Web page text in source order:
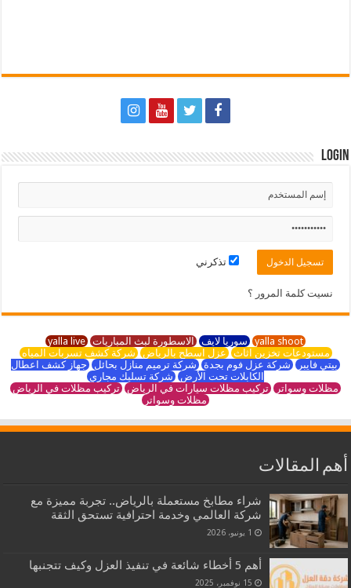
Login
تذكرني
نسيت كلمة المرور ؟
yalla shoot سوريا لايف الاسطورة لبث المباريات yalla live
مستودعات تخزين اثاث عزل اسطح بالرياض شركة كشف تسربات المياه
بيتي فايبر شركة عزل فوم بجدة شركة ترميم منازل بحائل جهاز كشف اعطال
الكابلات تحت الأرض شركة تسليك مجاري
مظلات وسواتر تركيب مظلات سيارات في الرياض تركيب مظلات في الرياض
مظلات وسواتر
أهم المقالات
شراء مطابخ مستعملة بالرياض.. تجربة مميزة مع
شركة العالمي وخدمة احترافية تستحق الثقة
1 يونيو، 2026
أهم 5 أخطاء شائعة في تنفيذ العزل وكيف تتجنبها
15 نوفمبر، 2025